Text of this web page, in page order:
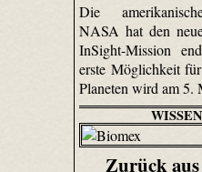
Die
NASA hat den
InSight-Mission
erste Möglichkeit
Planeten wird am 5.
Zurück